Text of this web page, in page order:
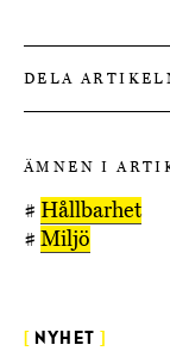
DELA
ÄMNEN I
# Hållbarhet
# Miljö
NYHET